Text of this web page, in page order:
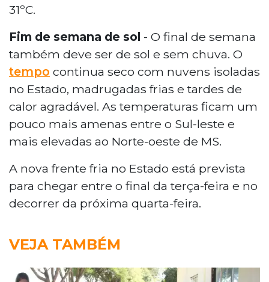
31ºC.
Fim de semana de sol - O final de semana
também deve ser de sol e sem chuva. O
tempo continua seco com nuvens isoladas
no Estado, madrugadas frias e tardes de
calor agradável. As temperaturas ficam um
pouco mais amenas entre o Sul-leste e
mais elevadas ao Norte-oeste de MS.
A nova frente fria no Estado está prevista
para chegar entre o final da terça-feira e no
decorrer da próxima quarta-feira.
VEJA TAMBÉM